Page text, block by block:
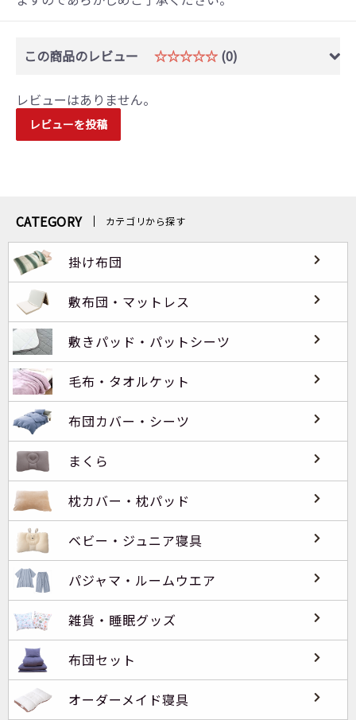
この商品のレビュー ☆☆☆☆☆ (0)
レビューはありません。
レビューを投稿
CATEGORY カテゴリから探す
掛け布団
敷布団・マットレス
敷きパッド・パットシーツ
毛布・タオルケット
布団カバー・シーツ
まくら
枕カバー・枕パッド
ベビー・ジュニア寝具
パジャマ・ルームウエア
雑貨・睡眠グッズ
布団セット
オーダーメイド寝具